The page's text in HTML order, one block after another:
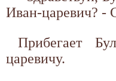
Иван-царевич? -
Прибегает
царевичу.